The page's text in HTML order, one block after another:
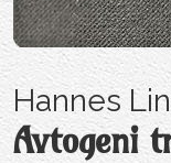
Hannes
Avtogeni